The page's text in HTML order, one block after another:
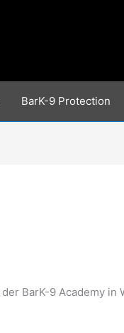
BarK-9 Protection
BarK-9 Academy in